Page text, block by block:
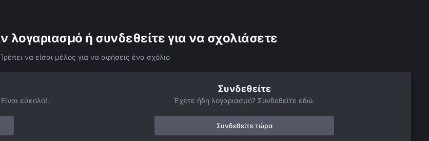
λογαριασμό ή συνδεθείτε για να σχολιάσετε
να είσαι μέλος για να αφήσεις ένα σχόλιο
εύκολο!.
Συνδεθείτε
Έχετε ήδη λογαριασμό? Συνδεθείτε εδώ.
Συνδεθείτε τώρα